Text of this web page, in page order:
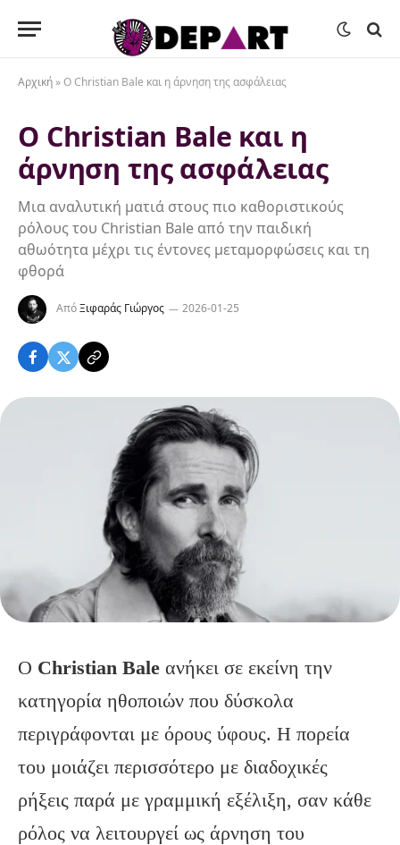
Αρχική »Ο Christian Bale και η άρνηση της ασφάλειας
Ο Christian Bale και η
άρνηση της ασφάλειας
Μια αναλυτική ματιά στους πιο καθοριστικούς
ρόλους του Christian Bale από την παιδική
αθωότητα μέχρι τις έντονες μεταμορφώσεις και τη
φθορά
ΑπόΞιφαράς Γιώργος 2026-01-25
Ο Christian Bale ανήκει σε εκείνη την
κατηγορία ηθοποιών που δύσκολα
περιγράφονται με όρους ύφους. Η πορεία
του μοιάζει περισσότερο με διαδοχικές
ρήξεις παρά με γραμμική εξέλιξη, σαν κάθε
ρόλος να λειτουργεί ως άρνηση του